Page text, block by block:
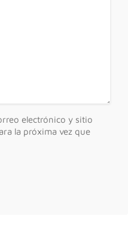
electrónico y sitio
la próxima vez que